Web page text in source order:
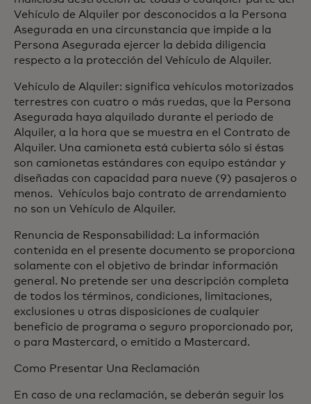
Vehículo de Alquiler por desconocidos a la Persona
Asegurada en una circunstancia que impide a la
Persona Asegurada ejercer la debida diligencia
respecto a la protección del Vehículo de Alquiler.
Vehículo de Alquiler: significa vehículos motorizados
terrestres con cuatro o más ruedas, que la Persona
Asegurada haya alquilado durante el periodo de
Alquiler, a la hora que se muestra en el Contrato de
Alquiler. Una camioneta está cubierta sólo si éstas
son camionetas estándares con equipo estándar y
diseñadas con capacidad para nueve (9) pasajeros o
menos. Vehículos bajo contrato de arrendamiento
no son un Vehículo de Alquiler.
Renuncia de Responsabilidad: La información
contenida en el presente documento se proporciona
solamente con el objetivo de brindar información
general. No pretende ser una descripción completa
de todos los términos, condiciones, limitaciones,
exclusiones u otras disposiciones de cualquier
beneficio de programa o seguro proporcionado por,
o para Mastercard, o emitido a Mastercard.
Como Presentar Una Reclamación
En caso de una reclamación, se deberán seguir los